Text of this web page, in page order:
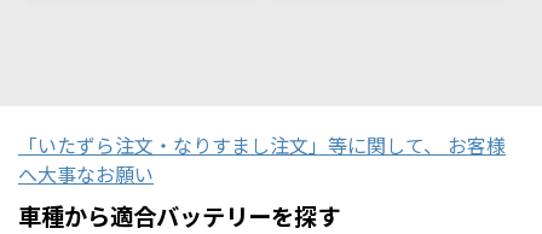
「いたずら注文・なりすまし注文」等に関して、 お客様
へ大事なお願い
車種から適合バッテリーを探す